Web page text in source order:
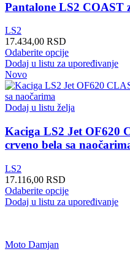
mogu
biti
proizvoda.
Pantalone LS2 COAST
LS2
17.434,00 RSD
Odaberite opcijeOvaj
proizvod
više
Opcije
biti
izabrane
na
Dodaj u listu za upoređivanje
Novo
Dodaj u listu želja
Kaciga LS2 Jet OF620
crveno bela sa
LS2
17.116,00 RSD
Odaberite opcijeOvaj
proizvod
Dodaj u listu za upoređivanje
Moto Damjan